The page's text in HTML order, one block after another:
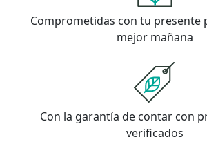
Comprometidas con tu presente
mejor mañana
Con la garantía de contar con
verificados